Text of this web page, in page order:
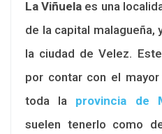
La Viñuela es una
de la capital malagueña,
la ciudad de Velez.
por contar con el
toda la provincia de
suelen tenerlo como